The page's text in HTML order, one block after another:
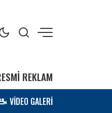
REKLAM
VİDEO GALERİ